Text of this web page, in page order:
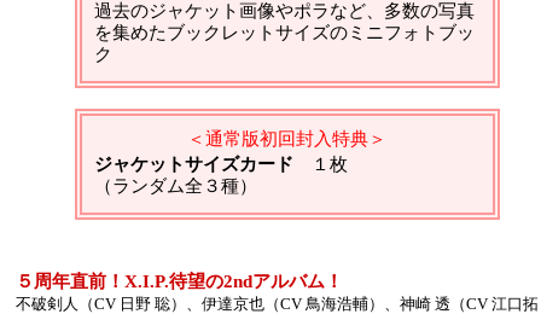
過去のジャケット画像やポラなど、多数の写真
を集めたブックレットサイズのミニフォトブッ
ク
＜通常版初回封入特典＞
ジャケットサイズカード １枚
（ランダム全３種）
５周年直前！X.I.P.待望の2ndアルバム！
不破剣人（CV 日野 聡）、伊達京也（CV 鳥海浩輔）、神崎 透（CV 江口拓